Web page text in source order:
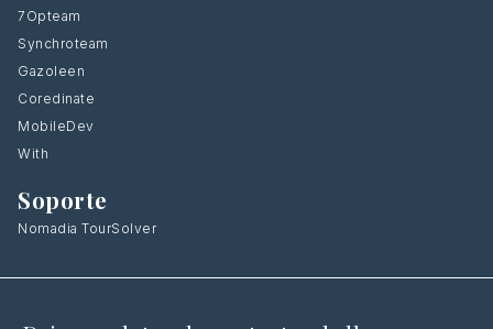
7Opteam
Synchroteam
Gazoleen
Coredinate
MobileDev
With
Soporte
Nomadia TourSolver